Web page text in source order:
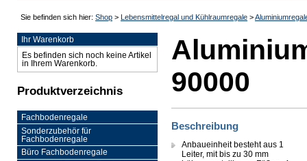
nicht
Sie befinden sich hier: Shop > Lebensmittelregal und Kühlraumregale >
Ihr Warenkorb
Es befinden sich noch keine Artikel
in Ihrem Warenkorb.
Produktverzeichnis
Fachbodenregale
Sonderzubehör für
Fachbodenregale
Büro Fachbodenregale
90000
Beschreibung
Anbaueinheit besteht aus 1
Leiter, mit bis zu 30 mm